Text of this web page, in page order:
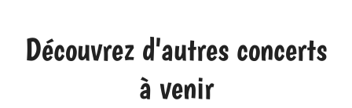
Découvrez d'autres concerts
à venir